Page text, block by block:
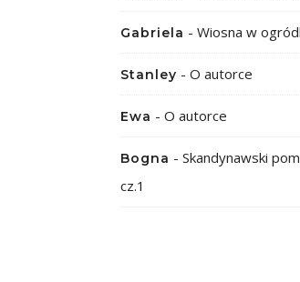
Gabriela - Wiosna w
Stanley - O autorce
Ewa - O autorce
Bogna - Skandynawski
cz.1